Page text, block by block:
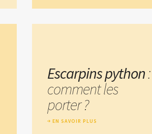
Escarpins python:
comment les
porter ?
EN SAVOIR PLUS